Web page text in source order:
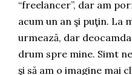
“freelancer”, dar am
acum un an şi puţin. La
urmează, dar
drum spre mine. Simt
şi să am o imagine mai